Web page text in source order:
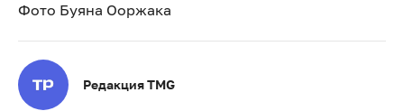
Фото Буяна Ооржака
Редакция TMG